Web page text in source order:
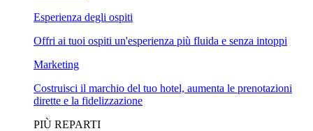
Esperienza degli ospiti
Offri ai tuoi ospiti un'esperienza più fluida e senza intoppi
Marketing
Costruisci il marchio del tuo hotel, aumenta le prenotazioni
dirette e la fidelizzazione
PIÙ REPARTI